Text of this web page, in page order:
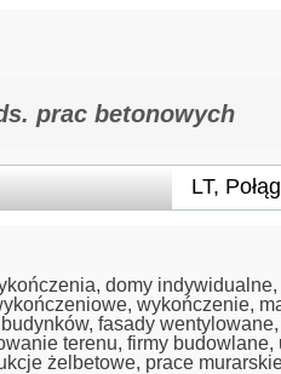
prac betonowych
domy
wykończenie,
fasady
terenu, firmy
żelbetowe, prace